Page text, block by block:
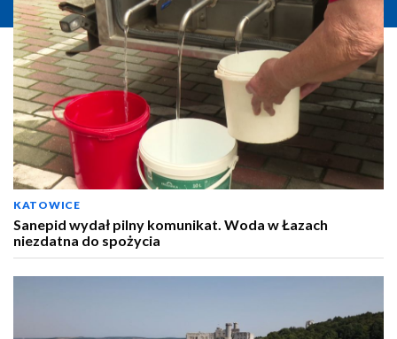
KATOWICE
Sanepid wydał pilny komunikat. Woda w Łazach
niezdatna do spożycia